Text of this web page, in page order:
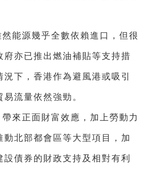
能源幾乎全數依賴進口，但很
亦已推出燃油補貼等支持措
下，香港作為避風港或吸引
流量依然強勁。
來正面財富效應，加上勞動力
北部都會區等大型項目，加
債券的財政支持及相對有利